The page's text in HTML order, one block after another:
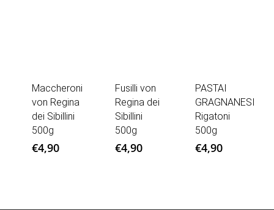
Maccheroni
von Regina
dei Sibillini
500g
€4,90
Fusilli von
Regina dei
Sibillini
500g
€4,90
PASTAI
GRAGNANESI
Rigatoni
500g
€4,90